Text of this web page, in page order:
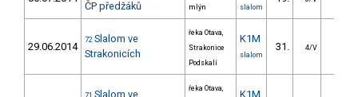
ČP předžáků
mlýn
slalom
29.06.2014
72 Slalom ve
Strakonicích
řeka Otava,
Strakonice
Podskalí
K1M
slalom
31. 4/V
Slalom ve
řeka Otava,
K1M